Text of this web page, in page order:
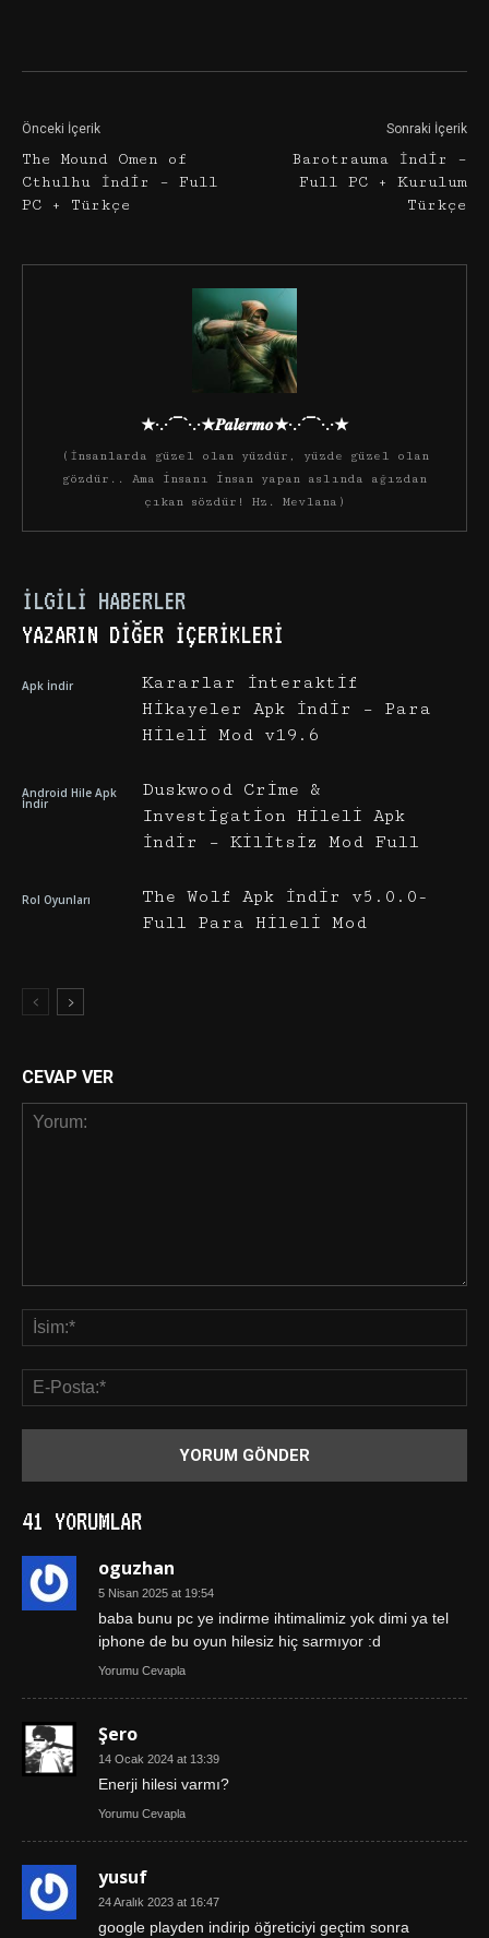
Önceki İçerik
The Mound Omen of
Cthulhu İndir – Full
PC + Türkçe
Sonraki İçerik
Barotrauma İndir –
Full PC + Kurulum
Türkçe
★·.·´¯`·.·★𝑷𝒂𝒍𝒆𝒓𝒎𝒐★·.·´¯`·.·★
(İnsanlarda güzel olan yüzdür, yüzde güzel olan
gözdür.. Ama insanı insan yapan aslında ağızdan
çıkan sözdür! Hz. Mevlana)
İLGILI HABERLER
YAZARIN DIĞER İÇERIKLERI
Apk İndir
Kararlar İnteraktif
Hikayeler Apk İndir – Para
Hileli Mod v19.6
Android Hile Apk
İndir
Duskwood Crime &
Investigation Hileli Apk
İndir – Kilitsiz Mod Full
Rol Oyunları
The Wolf Apk İndir v5.0.0-
Full Para Hileli Mod
CEVAP VER
41 YORUMLAR
oguzhan
5 Nisan 2025 at 19:54
baba bunu pc ye indirme ihtimalimiz yok dimi ya tel
iphone de bu oyun hilesiz hiç sarmıyor :d
Yorumu Cevapla
Şero
14 Ocak 2024 at 13:39
Enerji hilesi varmı?
Yorumu Cevapla
yusuf
24 Aralık 2023 at 16:47
google playden indirip öğreticiyi geçtim sonra